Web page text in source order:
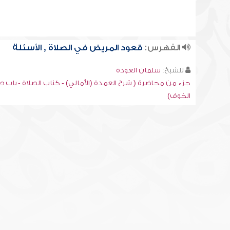
الفهرس:قعود المريض في الصلاة , الأسئلة
للشيخ: سلمان العودة
جزء من محاضرة ( شرح العمدة (الأمالي) - كتاب الصلاة - باب
الخوف)